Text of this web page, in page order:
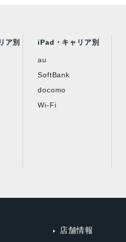
ア別 iPad・キャリア別
au
SoftBank
docomo
Wi-Fi
店舗情報